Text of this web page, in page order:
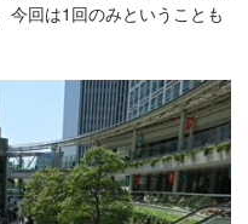
今回は1回のみということも